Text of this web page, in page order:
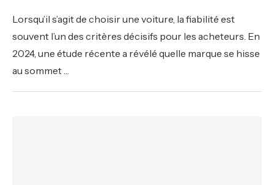
Lorsqu’il s’agit de choisir une voiture, la fiabilité est
souvent l’un des critères décisifs pour les acheteurs. En
2024, une étude récente a révélé quelle marque se hisse
au sommet …